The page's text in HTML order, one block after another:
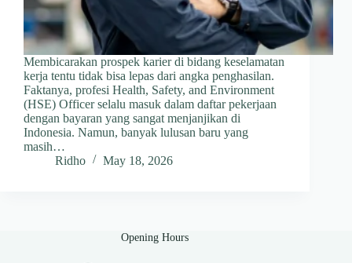
Membicarakan prospek karier di bidang keselamatan
kerja tentu tidak bisa lepas dari angka penghasilan.
Faktanya, profesi Health, Safety, and Environment
(HSE) Officer selalu masuk dalam daftar pekerjaan
dengan bayaran yang sangat menjanjikan di
Indonesia. Namun, banyak lulusan baru yang
masih…
Ridho
May 18, 2026
Opening Hours